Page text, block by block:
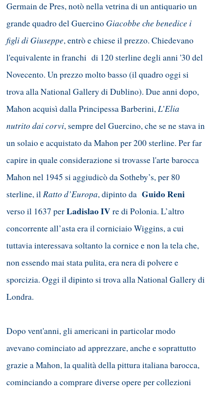
Germain de Pres, notò nella vetrina di un antiquario un
grande quadro del Guercino Giacobbe che benedice i
figli di Giuseppe, entrò e chiese il prezzo. Chiedevano
l'equivalente in franchi di 120 sterline degli anni '30 del
Novecento. Un prezzo molto basso (il quadro oggi si
trova alla National Gallery di Dublino). Due anni dopo,
Mahon acquisì dalla Principessa Barberini,L’Elia
nutrito dai corvi, sempre del Guercino, che se ne stava in
un solaio e acquistato da Mahon per 200 sterline. Per far
capire in quale considerazione si trovasse l'arte barocca
Mahon nel 1945 si aggiudicò da Sotheby’s, per 80
sterline, ilRatto d’Europa, dipinto da Guido Reni
verso il 1637 perLadislao IVre di Polonia. L’altro
concorrente all’asta era il corniciaio Wiggins, a cui
tuttavia interessava soltanto la cornice e non la tela che,
non essendo mai stata pulita, era nera di polvere e
sporcizia. Oggi il dipinto si trova alla National Gallery di
Londra.
Dopo vent'anni, gli americani in particolar modo
avevano cominciato ad apprezzare, anche e soprattutto
grazie a Mahon, la qualità della pittura italiana barocca,
cominciando a comprare diverse opere per collezioni